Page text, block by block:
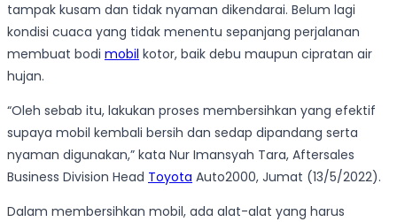
tampak kusam dan tidak nyaman dikendarai. Belum lagi
kondisi cuaca yang tidak menentu sepanjang perjalanan
membuat bodi mobil kotor, baik debu maupun cipratan air
hujan.
“Oleh sebab itu, lakukan proses membersihkan yang efektif
supaya mobil kembali bersih dan sedap dipandang serta
nyaman digunakan,” kata Nur Imansyah Tara, Aftersales
Business Division Head Toyota Auto2000, Jumat (13/5/2022).
Dalam membersihkan mobil, ada alat-alat yang harus